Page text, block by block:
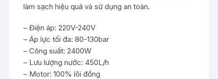
làm sạch hiệu quả và sử dụng an toàn.
– Điện áp: 220V-240V
– Áp lực tối đa: 80-130bar
– Công suất: 2400W
– Lưu lượng nước: 450L/h
– Motor: 100% lõi đồng